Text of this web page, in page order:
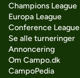
Champions League
Europa League
Conference League
Se alle turneringer
Annoncering
Om Campo.dk
CampoPedia